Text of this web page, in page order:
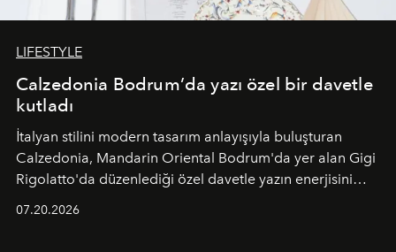
LIFESTYLE
Calzedonia Bodrum’da yazı özel bir davetle
kutladı
İtalyan stilini modern tasarım anlayışıyla buluşturan
Calzedonia, Mandarin Oriental Bodrum'da yer alan Gigi
Rigolatto'da düzenlediği özel davetle yazın enerjisini
07.20.2026